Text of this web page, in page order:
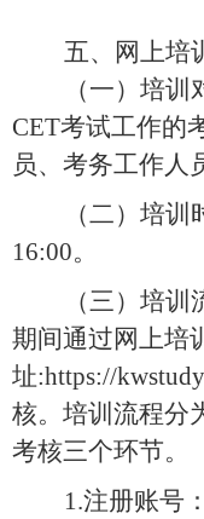
五、 网上培
（一）培
CET考试工作的
员、考务工作人
（二）培训
16:00。
（三）培
期间通过网上培
址:https://
核。培训流程分
考核三个环节。
1.注册账号